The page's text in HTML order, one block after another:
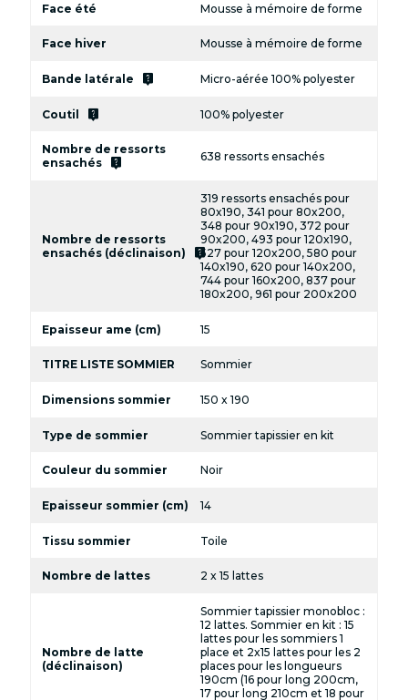
Face été Mousse à mémoire de forme
Face hiver Mousse à mémoire de forme
Bande latérale live_help Micro-aérée 100% polyester
Coutil live_help 100% polyester
Nombre de ressorts
ensachés
live_help 638 ressorts ensachés
Nombre de ressorts
ensachés (déclinaison)
live_help
319 ressorts ensachés pour
80x190, 341 pour 80x200,
348 pour 90x190, 372 pour
90x200, 493 pour 120x190,
527 pour 120x200, 580 pour
140x190, 620 pour 140x200,
744 pour 160x200, 837 pour
180x200, 961 pour 200x200
Epaisseur ame (cm) 15
TITRE LISTE SOMMIER Sommier
Dimensions sommier 150 x 190
Type de sommier Sommier tapissier en kit
Couleur du sommier Noir
Epaisseur sommier (cm) 14
Tissu sommier Toile
Nombre de lattes 2 x 15 lattes
Nombre de latte
(déclinaison)
Sommier tapissier monobloc :
12 lattes. Sommier en kit : 15
lattes pour les sommiers 1
place et 2x15 lattes pour les 2
places pour les longueurs
190cm (16 pour long 200cm,
17 pour long 210cm et 18 pour